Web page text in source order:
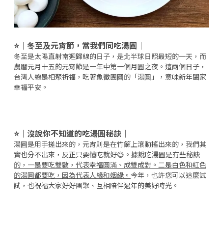
⭐️｜冬至及元宵節，當我們同吃湯圓｜
冬至是太陽直射南迴歸線的日子，是北半球日照最短的一天，而
農曆元月十五的元宵節是一年中第一個月圓之夜。這兩個日子，
台灣人總是相聚祈福，吃著象徵團圓的「湯圓」，意味新年闔家
幸福平安。
⭐️｜沒說你不知道的吃湯圓秘訣｜
湯圓是用手搓出來的，元宵則是在竹篩上滾動搖出來的，我們其
實也分不出來，反正只要懂吃就好😅。 據說吃湯圓是有些秘訣
的，一是要吃雙數，代表幸福圓滿、成雙成對。二是白色和紅色
的湯圓都要吃，因為代表人緣和姻緣。 今年，也許您可以這麼試
試，也祝福大家好好團聚、互相陪伴過年的美好時光。